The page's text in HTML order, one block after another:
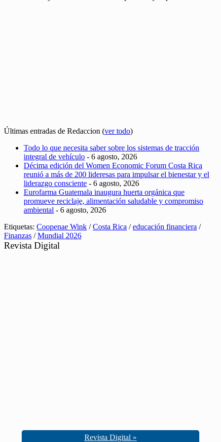
Últimas entradas de Redaccion (ver todo)
Todo lo que necesita saber sobre los sistemas de tracción
integral de vehículo - 6 agosto, 2026
Décima edición del Women Economic Forum Costa Rica
reunió a más de 200 lideresas para impulsar el bienestar y el
liderazgo consciente - 6 agosto, 2026
Eurofarma Guatemala inaugura huerta orgánica que
promueve reciclaje, alimentación saludable y compromiso
ambiental - 6 agosto, 2026
Etiquetas: Coopenae Wink /Costa Rica /educación financiera /
Finanzas /Mundial 2026
Revista Digital
Revista Digital »